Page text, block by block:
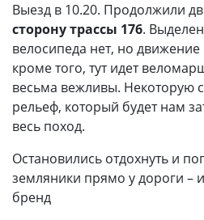
Выезд в 10.20. Продолжили
сторону трассы 176.
велосипеда нет, но движение
кроме того, тут идет
весьма вежливы. Некоторую
рельеф, который будет нам
весь поход.
Остановились отдохнуть и
земляники прямо у дороги –
бренд